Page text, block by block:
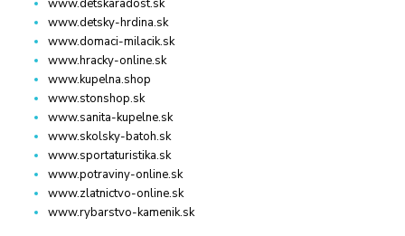
www.detskaradost.sk
www.detsky-hrdina.sk
www.domaci-milacik.sk
www.hracky-online.sk
www.kupelna.shop
www.stonshop.sk
www.sanita-kupelne.sk
www.skolsky-batoh.sk
www.sportaturistika.sk
www.potraviny-online.sk
www.zlatnictvo-online.sk
www.rybarstvo-kamenik.sk